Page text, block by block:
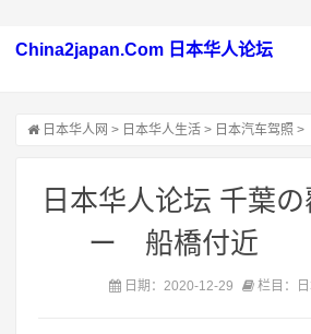
China2japan.Com 日本华人论坛
日本华人网 > 日本华人生活 > 日本汽车驾照 >
日本华人论坛 千葉
ー 船橋付近
日期：2020-12-29 栏目：日